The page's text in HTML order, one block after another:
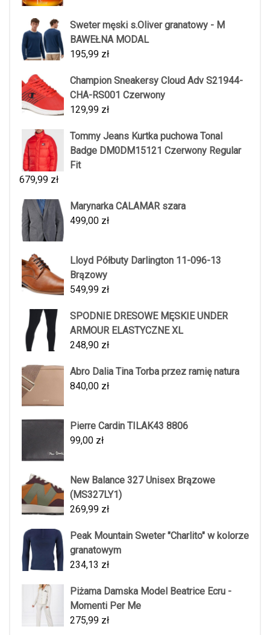
Sweter męski s.Oliver granatowy - M
BAWEŁNA MODAL
195,99 zł
Champion Sneakersy Cloud Adv S21944-
CHA-RS001 Czerwony
129,99 zł
Tommy Jeans Kurtka puchowa Tonal
Badge DM0DM15121 Czerwony Regular
Fit
679,99 zł
Marynarka CALAMAR szara
499,00 zł
Lloyd Półbuty Darlington 11-096-13
Brązowy
549,99 zł
SPODNIE DRESOWE MĘSKIE UNDER
ARMOUR ELASTYCZNE XL
248,90 zł
Abro Dalia Tina Torba przez ramię natura
840,00 zł
Pierre Cardin TILAK43 8806
99,00 zł
New Balance 327 Unisex Brązowe
(MS327LY1)
269,99 zł
Peak Mountain Sweter "Charlito" w kolorze
granatowym
234,13 zł
Piżama Damska Model Beatrice Ecru -
Momenti Per Me
275,99 zł